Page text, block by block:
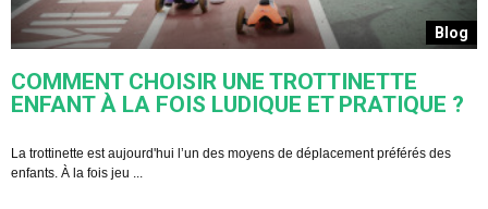
Blog
COMMENT CHOISIR UNE TROTTINETTE
ENFANT À LA FOIS LUDIQUE ET PRATIQUE ?
La trottinette est aujourd'hui l’un des moyens de déplacement préférés des
enfants. À la fois jeu ...